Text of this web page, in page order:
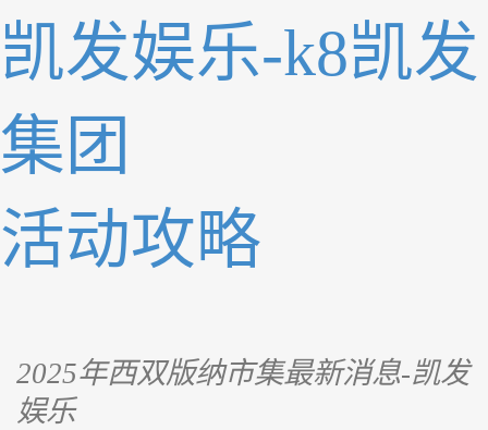
凯发娱乐-k8凯发
集团
活动攻略
2025年西双版纳市集最新消息-凯发
娱乐